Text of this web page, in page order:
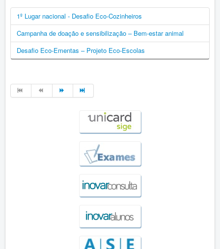
1º Lugar nacional - Desafio Eco-Cozinheiros
Campanha de doação e sensibilização – Bem-estar animal
Desafio Eco-Ementas – Projeto Eco-Escolas